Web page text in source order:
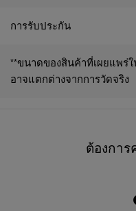
การรับประกัน
**ขนาดของสินค้าที่เผยแพร่
อาจแตกต่างจากการวัดจริง
ต้องการ